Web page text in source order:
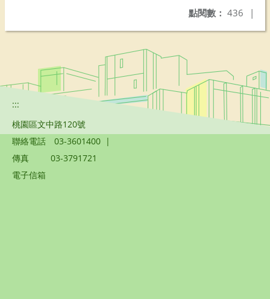
點閱數： 436 |
:::
桃園區文中路120號
聯絡電話
03-3601400 |
傳真
03-3791721
電子信箱